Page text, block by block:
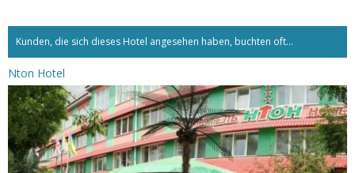
Kunden, die sich dieses Hotel angesehen haben, buchten oft...
Nton Hotel